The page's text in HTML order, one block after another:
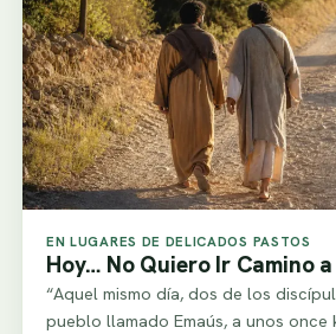
EN LUGARES DE DELICADOS PASTOS
Hoy… No Quiero Ir Camino a
“Aquel mismo día, dos de los
pueblo llamado Emaús, a unos once